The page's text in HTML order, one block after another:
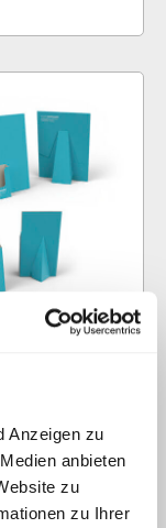
Anzeigen zu
anbieten
zu
zu Ihrer